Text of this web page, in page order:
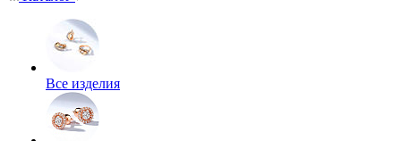
Все изделия